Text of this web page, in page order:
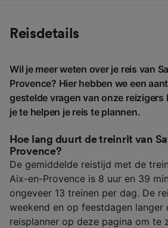
Reisdetails
Wil je meer weten over je reis van
Provence? Hier hebben we een
gestelde vragen van onze reizigers
je te helpen je reis te plannen.
Hoe lang duurt de treinrit van
Provence?
De gemiddelde reistijd met de
Aix-en-Provence is 8 uur en 39
ongeveer 13 treinen per dag. De
weekend en op feestdagen langer
reisplanner op deze pagina om te